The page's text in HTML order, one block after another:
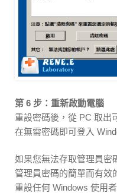
第 6 步：重新啟動電腦
重設密碼後，從 PC 取出
在無需密碼即可登入
如果您無法存取管理員密
管理員密碼的簡單而有效
重設任何 Windows 使用